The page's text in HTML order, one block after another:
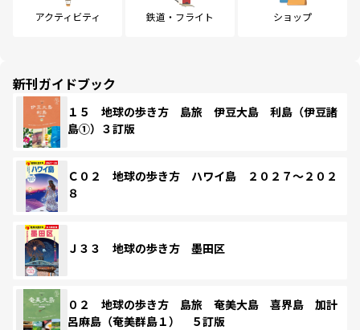
アクティビティ 鉄道・フライト ショップ
新刊ガイドブック
１５ 地球の歩き方 島旅 伊豆大島 利島（伊豆諸
島①）３訂版
Ｃ０２ 地球の歩き方 ハワイ島 ２０２７～２０２
８
Ｊ３３ 地球の歩き方 墨田区
０２ 地球の歩き方 島旅 奄美大島 喜界島 加計
呂麻島（奄美群島１） ５訂版